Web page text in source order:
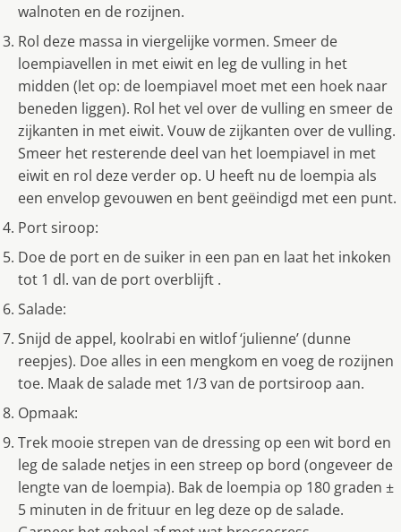
walnoten en de rozijnen.
Rol deze massa in viergelijke vormen. Smeer de
loempiavellen in met eiwit en leg de vulling in het
midden (let op: de loempiavel moet met een hoek naar
beneden liggen). Rol het vel over de vulling en smeer de
zijkanten in met eiwit. Vouw de zijkanten over de vulling.
Smeer het resterende deel van het loempiavel in met
eiwit en rol deze verder op. U heeft nu de loempia als
een envelop gevouwen en bent geëindigd met een punt.
Port siroop:
Doe de port en de suiker in een pan en laat het inkoken
tot 1 dl. van de port overblijft .
Salade:
Snijd de appel, koolrabi en witlof ‘julienne’ (dunne
reepjes). Doe alles in een mengkom en voeg de rozijnen
toe. Maak de salade met 1/3 van de portsiroop aan.
Opmaak:
Trek mooie strepen van de dressing op een wit bord en
leg de salade netjes in een streep op bord (ongeveer de
lengte van de loempia). Bak de loempia op 180 graden ±
5 minuten in de frituur en leg deze op de salade.